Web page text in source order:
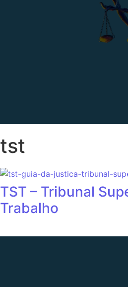
tst
TST – Tribunal
Trabalho